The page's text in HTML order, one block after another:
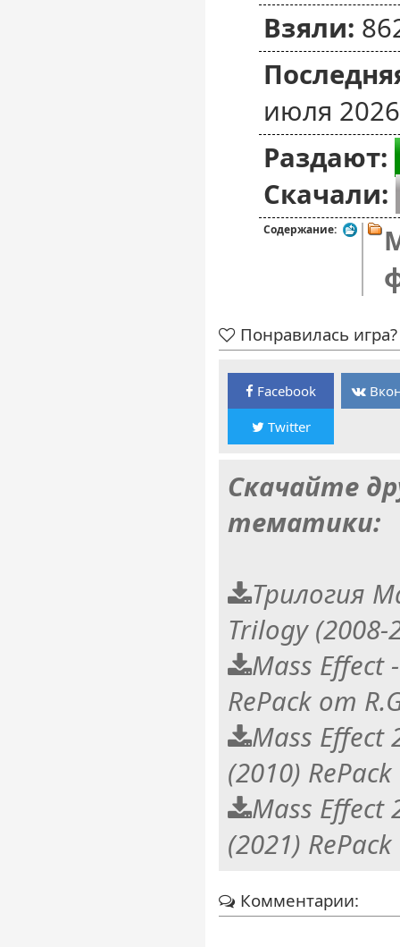
Взяли:
июля
Раздают:
Скачали:
Содержание:
Понравилась
Facebook
Twitter
Скачайте
тематики:
Трилогия
Trilogy (2008-
Mass Effect
RePack от
Mass Effect
(2010)
Mass Effect
(2021) RePack
Комментарии: